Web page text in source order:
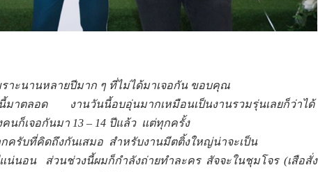
ราะนานหลายปีมาก ๆ ที่ไม่ได้มาเจอกัน ขอบคุณ
มาตลอด
งานวันนี้อบอุ่นมากเหมือนเป็นงานรวมรุ่นเลยก็ว่าได้
นก็เจอกันมา 13 – 14 ปีแล้ว แต่ทุกครั้ง
รับที่คิดถึงกันเสมอ สำหรับงานมีตติ้งใหญ่น่าจะเป็น
แน่นอน ส่วนช่วงนี้ผมก็กำลังถ่ายทำละคร สัจจะในชุมโจร (เสือสั่ง